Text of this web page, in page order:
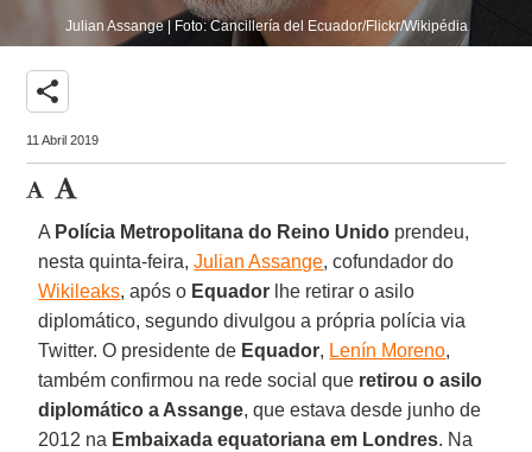
Julian Assange | Foto: Cancillería del Ecuador/Flickr/Wikipédia
share
11 Abril 2019
A Polícia Metropolitana do Reino Unido prendeu,
nesta quinta-feira,Julian Assange, cofundador do
Wikileaks, após o Equador lhe retirar o asilo
diplomático, segundo divulgou a própria polícia via
Twitter. O presidente de Equador, Lenín Moreno,
também confirmou na rede social que retirou o asilo
diplomático a Assange, que estava desde junho de
2012 na Embaixada equatoriana em Londres. Na